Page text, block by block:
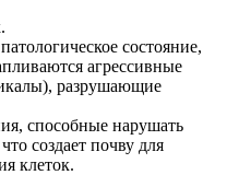
состояние,
агрессивные
разрушающие
способные нарушать
создает почву для
клеток.